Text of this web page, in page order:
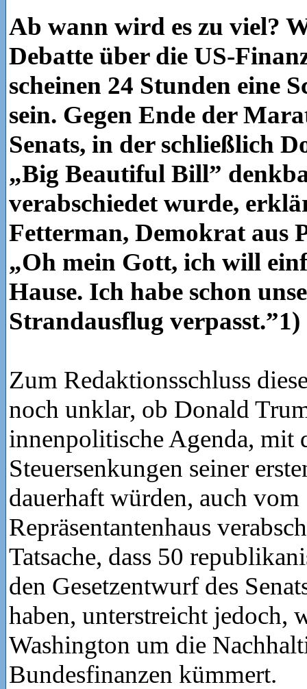
Ab wann wird es zu viel?
Debatte über die US-
scheinen 24 Stunden eine
sein. Gegen Ende der
Senats, in der schließlich
„Big Beautiful Bill”
verabschiedet wurde,
Fetterman, Demokrat aus
„Oh mein Gott, ich will
Hause. Ich habe schon
Strandausflug verpasst.”1)
Zum Redaktionsschluss
noch unklar, ob Donald
innenpolitische Agenda, mit
Steuersenkungen seiner
dauerhaft würden, auch vom
Repräsentantenhaus
Tatsache, dass 50
den Gesetzentwurf des
haben, unterstreicht jedoch,
Washington um die
Bundesfinanzen kümmert.